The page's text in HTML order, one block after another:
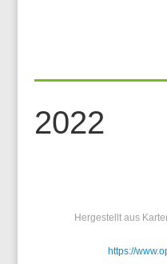
2022
Hergestellt aus
https://